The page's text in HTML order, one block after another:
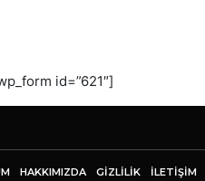
id=”621″]
HAKKIMIZDA GİZLİLİK İLETIŞIM